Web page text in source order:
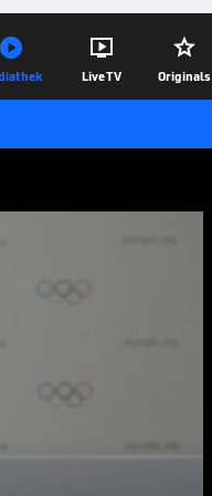
 
Live TV

Originals
der
gegen
13.04.20